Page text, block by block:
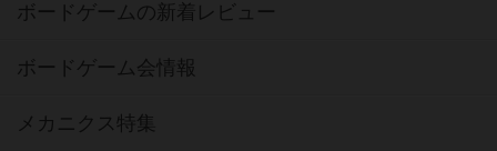
ボードゲームの新着レビュー
ボードゲーム会情報
メカニクス特集